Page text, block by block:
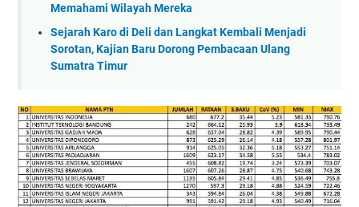
Memahami Wilayah Mereka
Sejarah Karo di Deli dan Langkat Kembali Menjadi
Sorotan, Kajian Baru Dorong Pembacaan Ulang
Sumatra Timur